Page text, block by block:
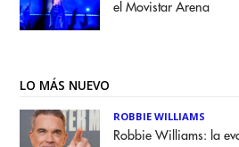
el Movistar Arena
LO MÁS NUEVO
ROBBIE WILLIAMS
Robbie Williams: la